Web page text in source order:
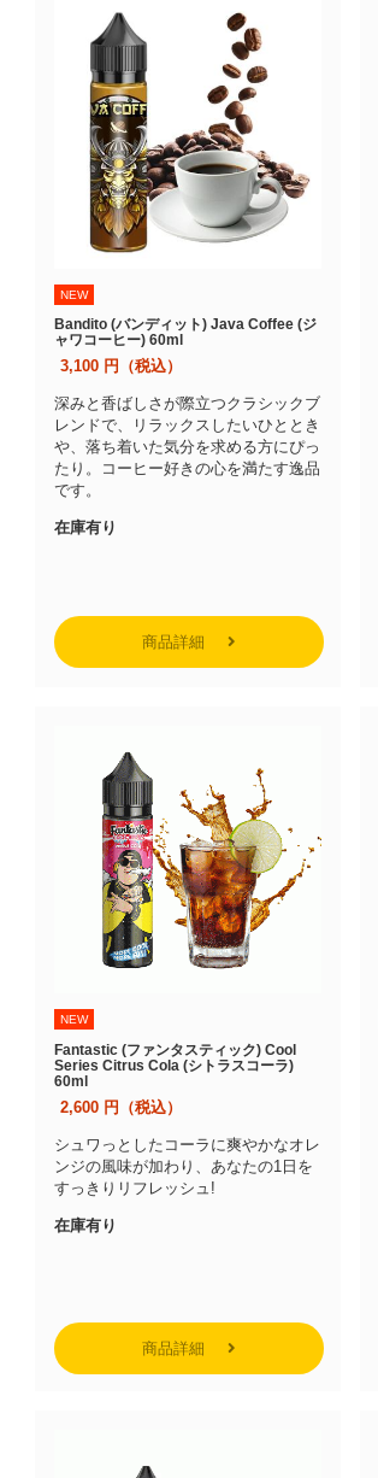
NEW
Bandito (バンディット) Java Coffee (ジ
ャワコーヒー) 60ml
3,100 円（税込）
深みと香ばしさが際立つクラシックブ
レンドで、リラックスしたいひととき
や、落ち着いた気分を求める方にぴっ
たり。コーヒー好きの心を満たす逸品
です。
在庫有り
商品詳細
NEW
Fantastic (ファンタスティック) Cool
Series Citrus Cola (シトラスコーラ)
60ml
2,600 円（税込）
シュワっとしたコーラに爽やかなオレ
ンジの風味が加わり、あなたの1日を
すっきりリフレッシュ!
在庫有り
商品詳細